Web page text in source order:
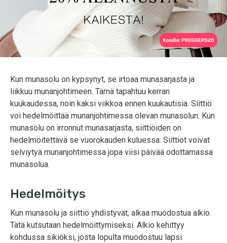
Kun munasolu on kypsynyt, se irtoaa munasarjasta ja
liikkuu munanjohtimeen. Tämä tapahtuu kerran
kuukaudessa, noin kaksi viikkoa ennen kuukautisia. Siittiö
voi hedelmöittää munanjohtimessa olevan munasolun. Kun
munasolu on irronnut munasarjasta, siittiöiden on
hedelmöitettävä se vuorokauden kuluessa. Siittiöt voivat
selviytyä munanjohtimessa jopa viisi päivää odottamassa
munasolua.
Hedelmöitys
Kun munasolu ja siittiö yhdistyvät, alkaa muodostua alkio.
Tätä kutsutaan hedelmöittymiseksi. Alkio kehittyy
kohdussa sikiöksi, josta lopulta muodostuu lapsi.